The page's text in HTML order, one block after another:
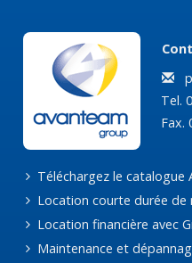
Tel.
Fax.
Téléchargez le catalogue
Location courte durée
Location financière avec
Maintenance et